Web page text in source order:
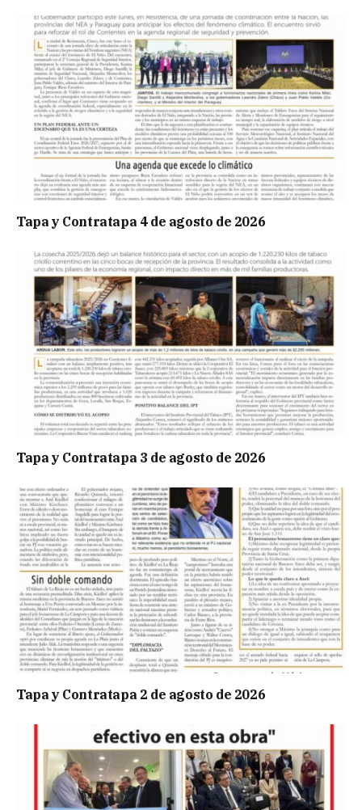
Tapa y Contratapa 4 de agosto de 2026
Tapa y Contratapa 3 de agosto de 2026
Tapa y Contratapa 2 de agosto de 2026